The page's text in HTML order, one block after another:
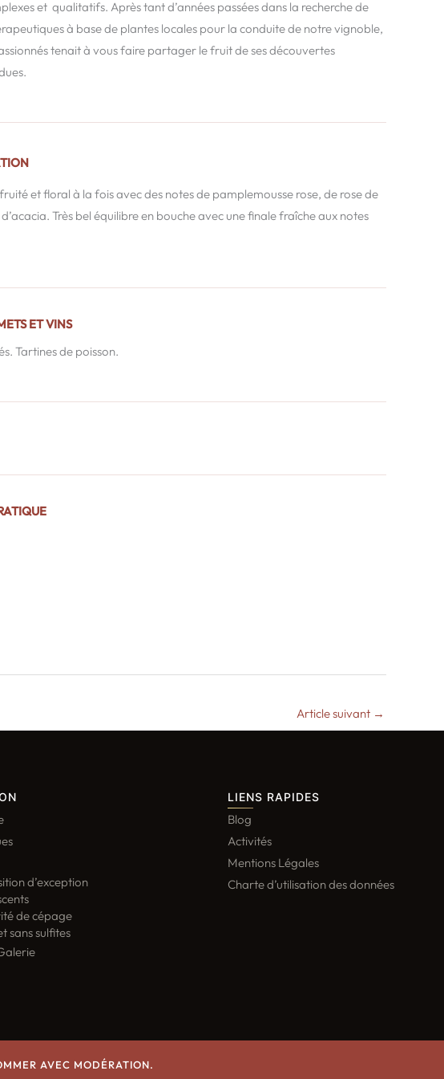
et qualitatifs. Après tant d’années passées dans la recherche de
à base de plantes locales pour la conduite de notre vignoble,
tenait à vous faire partager le fruit de ses découvertes
et floral à la fois avec des notes de pamplemousse rose, de rose de
Très bel équilibre en bouche avec une finale fraîche aux notes
ET VINS
Tartines de poisson.
Article suivant →
d’exception
de cépage
sans sulfites
LIENS RAPIDES
Blog
Activités
Mentions Légales
Charte d’utilisation des données
AVEC MODÉRATION.